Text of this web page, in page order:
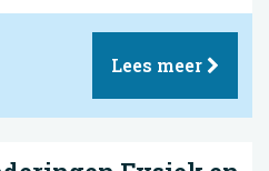
Lees meer